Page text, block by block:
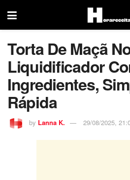
Torta De Maçã
Liquidificador
Ingredientes,
Rápida
by Lanna K. 29/08/2025,